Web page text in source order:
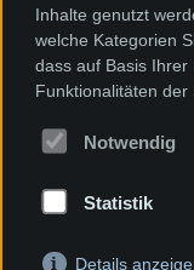
Das
Inhalte genutzt
welche Kategorien
dass auf Basis Ihrer
Funktionalitäten der
Notwendig
Statistik
Details